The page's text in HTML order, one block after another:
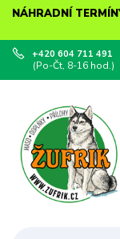
NÁHRADNÍ
+420 604 711 491
(Po-Čt, 8-16 hod.)